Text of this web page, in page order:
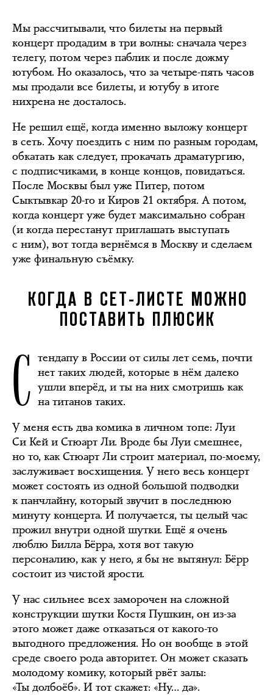
Мы рассчитывали, что билеты на первый
концерт продадим в три волны: сначала через
телегу, потом через паблик и после дожму
ютубом. Но оказалось, что за четыре-пять часов
мы продали все билеты, и ютубу в итоге
нихрена не досталось.
Не решил ещё, когда именно выложу концерт
в сеть. Хочу поездить с ним по разным городам,
обкатать как следует, прокачать драматургию,
с подписчиками, в конце концов, повидаться.
После Москвы был уже Питер, потом
Сыктывкар 20-го и Киров 21 октября. А потом,
когда концерт уже будет максимально собран
(и когда перестанут приглашать выступать
с ним), вот тогда вернёмся в Москву и сделаем
уже финальную съёмку.
КОГДА В СЕТ-ЛИСТЕ МОЖНО
ПОСТАВИТЬ ПЛЮСИК
С тендапу в России от силы лет семь, почти
нет таких людей, которые в нём далеко
ушли вперёд, и ты на них смотришь как
на титанов таких.
У меня есть два комика в личном топе: Луи
Си Кей и Стюарт Ли. Вроде бы Луи смешнее,
но то, как Стюарт Ли строит материал, по-моему,
заслуживает восхищения. У него весь концерт
может состоять из одной большой подводки
к панчлайну, который звучит в последнюю
минуту концерта. И получается, ты целый час
прожил внутри одной шутки. Ещё я очень
люблю Билла Бёрра, хотя вот такую
персоналию, как у него, я бы не вытянул: Бёрр
состоит из чистой ярости.
У нас сильнее всех заморочен на сложной
конструкции шутки Костя Пушкин, он из-за
этого может даже отказаться от какого-то
выгодного предложения. Но он вообще в этой
среде своего рода авторитет. Он может сказать
молодому комику, который рвёт залы:
«Ты долбоёб». И тот скажет: «Ну… да».